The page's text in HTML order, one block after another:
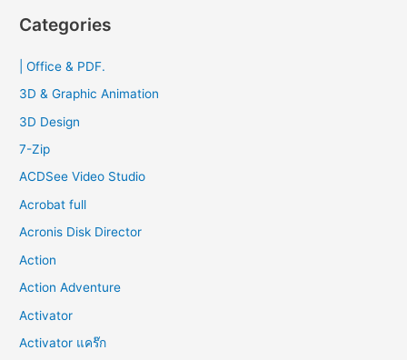
r
f
o
Categories
| Office & PDF.
3D & Graphic Animation
3D Design
7-Zip
ACDSee Video Studio
Acrobat full
Acronis Disk Director
Action
Action Adventure
Activator
Activator แคร๊ก